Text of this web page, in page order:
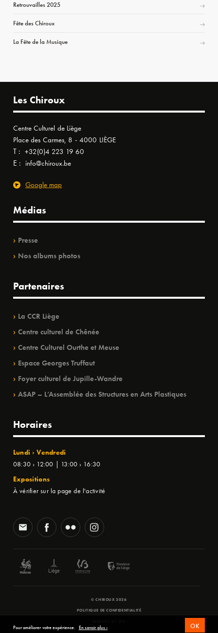
Retrouvailles 2025
Fête des Chiroux
La Fête de la Musique
Les Chiroux
Centre Culturel de Liège
Place des Carmes, 8 - 4000 LIÈGE
T : +32(0)4 223 19 60
E : info@chiroux.be
Google map
Médias
Presse
Nos albums photos
Partenaires
La CCR Liège
Centre culturel de Chênée
Centre Culturel Ourthe et Meuse
Espace Georges Truffaut
Foyer culturel de Jupille-Wandre
ASAP – L’Assemblée des Structures en Arts Plastiques
Horaires
Lundi › Vendredi
08:30 › 12:00 | 13:00 › 16:30
Expositions
À vérifier sur la page de l'activité
© CHIROUX 2026
POLITIQUE DE CONFIDENTIALITÉ
Pour améliorer votre expérience. En savoir plus › OK